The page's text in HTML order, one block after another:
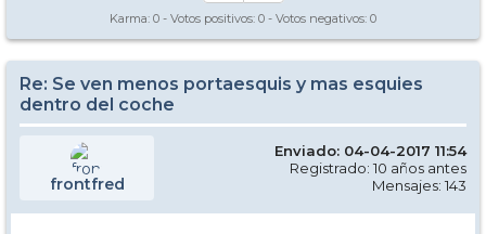
Karma: 0 - Votos positivos: 0 - Votos negativos: 0
Re: Se ven menos portaesquis y mas esquies
dentro del coche
frontfred
Enviado: 04-04-2017 11:54
Registrado: 10 años antes
Mensajes: 143